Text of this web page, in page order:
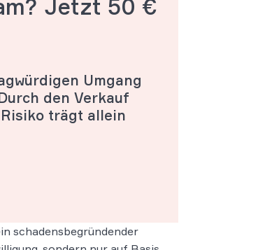
Jetzt 50 €
Umgang
den Verkauf
trägt allein
schadensbegründender